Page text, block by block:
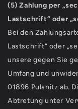
(5) Zahlung per
Lastschrift“ oder
Bei den
Lastschrift“ oder
unsere gegen Sie
Umfang und
01896 Pulsnitz ab.
Abtretung unter